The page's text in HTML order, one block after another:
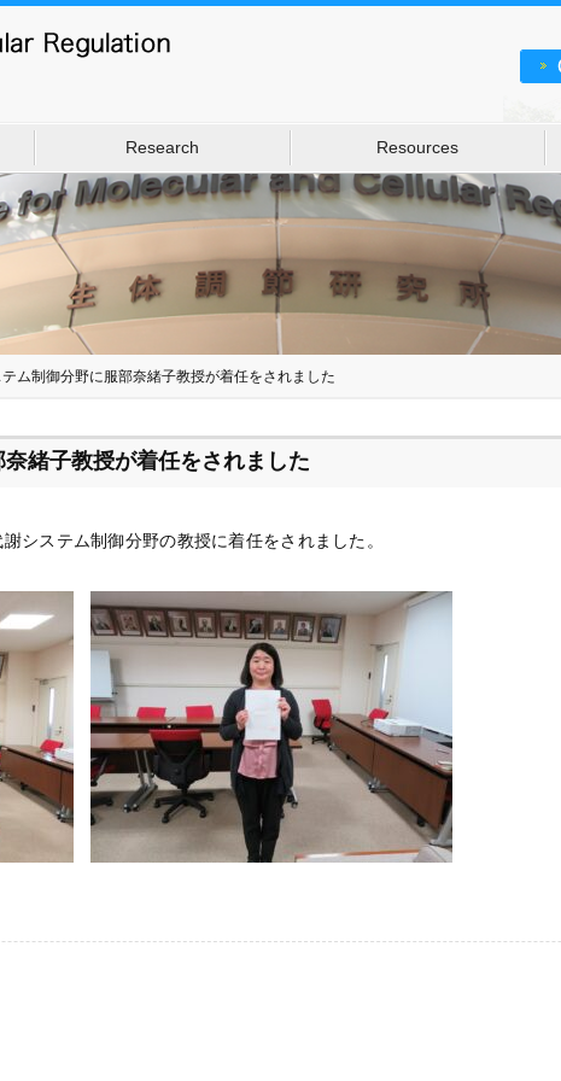
Research Resources
ム制御分野に服部奈緒子教授が着任をされました
緒子教授が着任をされました
システム制御分野の教授に着任をされました。